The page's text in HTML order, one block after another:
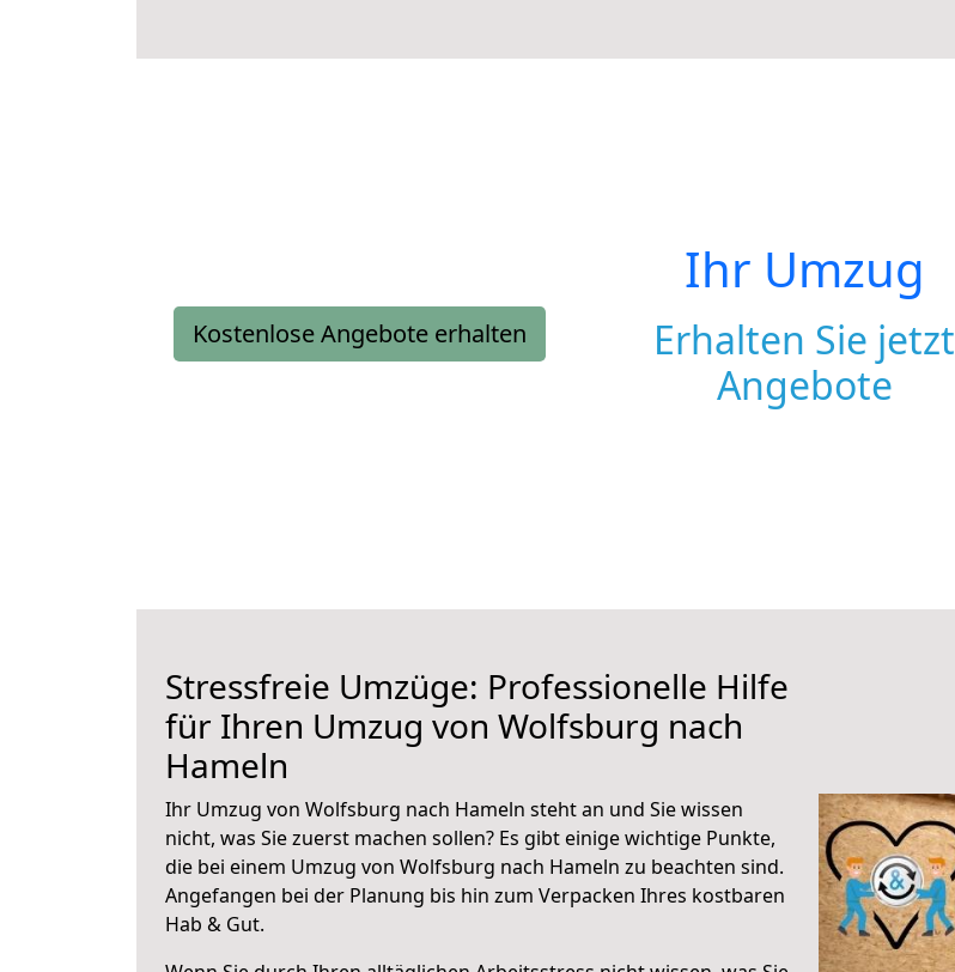
Kostenlose Angebote erhalten
Ihr Umzug
Erhalten Sie jetzt
Angebote
Stressfreie Umzüge: Professionelle Hilfe
für Ihren Umzug von Wolfsburg nach
Hameln
Ihr Umzug von Wolfsburg nach Hameln steht an und Sie wissen
nicht, was Sie zuerst machen sollen? Es gibt einige wichtige Punkte,
die bei einem Umzug von Wolfsburg nach Hameln zu beachten sind.
Angefangen bei der Planung bis hin zum Verpacken Ihres kostbaren
Hab & Gut.